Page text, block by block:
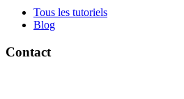
Tous les tutoriels
Blog
Contact